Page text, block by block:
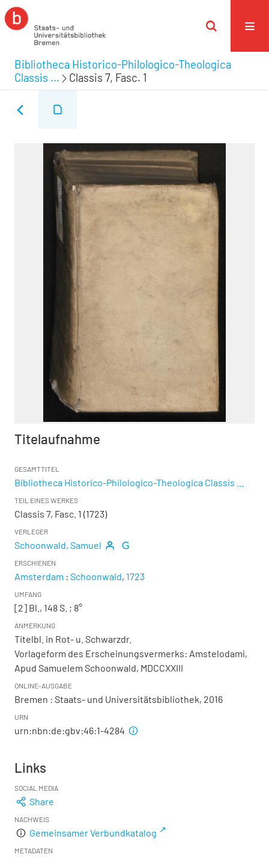
Bibliotheca Historico-Philologico-Theologica
Classis ...
Classis 7, Fasc. 1
Titelaufnahme
GESAMTTITEL
Bibliotheca Historico-Philologico-Theologica Classis ...
TEIL EINES WERKES
Classis 7, Fasc. 1 (1723)
VERLEGER
Schoonwald, Samuel
ERSCHIENEN
Amsterdam : Schoonwald, 1723
UMFANG
[2] Bl., 148 S. ; 8°
ANMERKUNG
Titelbl. in Rot- u. Schwarzdr.
Vorlageform des Erscheinungsvermerks: Amstelodami,
Apud Samuelem Schoonwald, MDCCXXIII
ONLINE-AUSGABE
Bremen : Staats- und Universitätsbibliothek, 2016
URN
urn:nbn:de:gbv:46:1-4284
Links
SOCIAL MEDIA
Share
NACHWEIS
Gemeinsamer Verbundkatalog
METADATEN